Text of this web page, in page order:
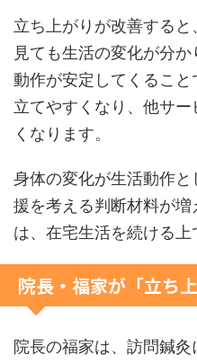
立ち上がりが改善する
見ても生活の変化が分
動作が安定してくるこ
立てやすくなり、他サ
くなります。
身体の変化が生活動作
援を考える判断材料が
は、在宅生活を続ける上
院長・福家が「立ち
院長の福家は、訪問鍼